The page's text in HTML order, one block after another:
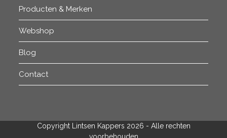
Producten & Merken
Webshop
Blog
Contact
Copyright Lintsen Kappers 2026 - Alle rechten